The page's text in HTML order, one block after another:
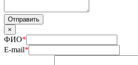
×
ФИО*
E-mail*